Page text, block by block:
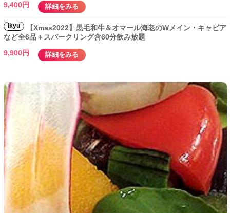
9,400円
詳細をみる
ikyu
【Xmas2022】黒毛和牛＆オマール海老のWメイン・キャビア
など全6品＋スパークリング含60分飲み放題
9,900円
詳細をみる